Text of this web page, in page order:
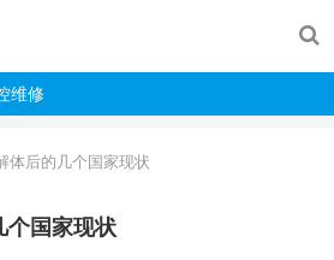
维修
体后的几个国家现状
个国家现状